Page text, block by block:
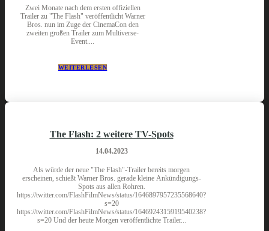
Zwei Monate nach dem ersten offiziellen
Trailer zu "The Flash" veröffentlicht Warner
Bros. nun im Zuge der CinemaCon den
zweiten großen Trailer zum Multiverse-
Event....
WEITERLESEN
The Flash: 2 weitere TV-Spots
14.04.2023
Als würde der neue "The Flash"-Trailer bereits morgen
erscheinen, schießt Warner Bros. gerade kleine Ankündigungs-
Spots aus allen Rohren.
https://twitter.com/FlashFilmNews/status/1646897957235568640?
s=20
https://twitter.com/FlashFilmNews/status/1646924315919540238?
s=20 Und der heute Morgen veröffentlichte Trailer...